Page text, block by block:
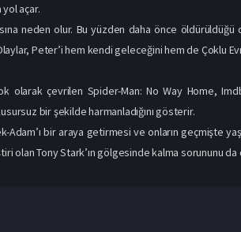
açar.
neden olur. Bu yüzden daha önce
Peter’i hem kendi geleceğini hem de Çoklu
olarak çevrilen Spider-Man: No Way Home,
bir şekilde harmanladığını gösterir.
Adam’ı bir araya getirmesi ve onların geçmişte
olan Tony Stark’ın gölgesinde kalma sorununu da